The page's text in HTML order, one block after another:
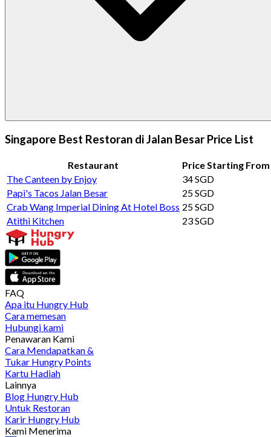
Singapore Best Restoran di Jalan Besar Price List
Restaurant
Price Starting From
The Canteen by Enjoy
34 SGD
Papi's Tacos Jalan Besar
25 SGD
Crab Wang Imperial Dining At Hotel Boss 25 SGD
Atithi Kitchen
23 SGD
FAQ
Apa itu Hungry Hub
Cara memesan
Hubungi kami
Penawaran Kami
Cara Mendapatkan &
Tukar Hungry Points
Kartu Hadiah
Lainnya
Blog Hungry Hub
Untuk Restoran
Karir Hungry Hub
Kami Menerima